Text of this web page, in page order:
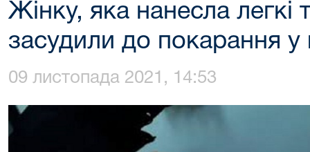
Жінку, яка нанесла легкі
засудили до покарання у
09 листопада 2021, 14:53